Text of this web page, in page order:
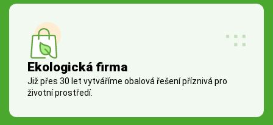
Ekologická firma
Již přes 30 let vytváříme obalová řešení příznivá pro
životní prostředí.